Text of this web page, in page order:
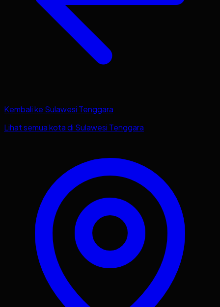
Kembali ke Sulawesi Tenggara
Lihat semua kota di Sulawesi Tenggara